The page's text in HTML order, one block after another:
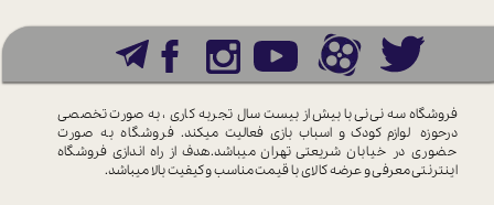
فروشگاه سه نی نی با بیش از بیست سال تجربه کاری ، به صورت تخصصی
درحوزه لوازم کودک و اسباب بازی فعالیت میکند. فروشگاه به صورت
حضوری در خیابان شریعتی تهران میباشد.هدف از راه اندازی فروشگاه
اینترنتی معرفی و عرضه کالای باقیمت مناسب و کیفیت بالا میباشد.